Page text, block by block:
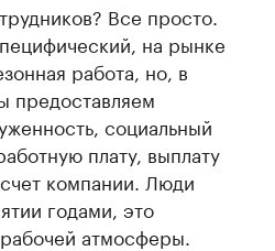
Все просто.
на рынке
работа, но, в
предоставляем
социальный
плату, выплату
компании. Люди
годами, это
атмосферы.